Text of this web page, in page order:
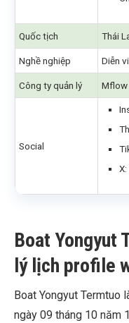
Quốc tịch Thái
Nghề nghiệp Diễn
Công ty quản lý Mflow
Social
Boat Yongyut
lý lịch profile
Boat Yongyut Termtuo
ngày 09 tháng 10 năm